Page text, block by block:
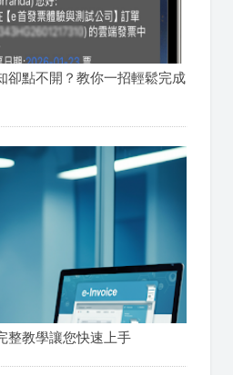
卻點不開？教你一招輕鬆完成
整教學讓您快速上手